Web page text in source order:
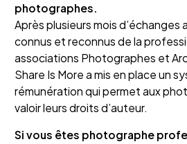
photographes.
Après plusieurs mois d’échanges
connus et reconnus de la
associations Photographes et
Share Is More a mis en place un
rémunération qui permet aux
valoir leurs droits d’auteur.
Si vous êtes photographe